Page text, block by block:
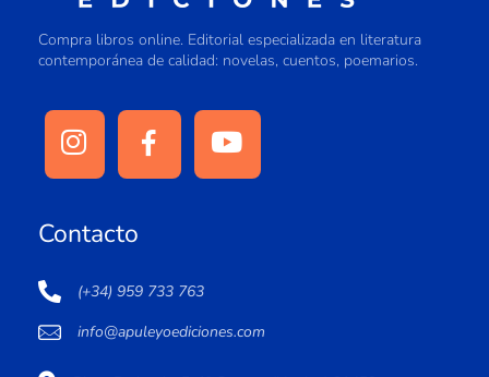
Compra libros online. Editorial especializada en literatura
contemporánea de calidad: novelas, cuentos, poemarios.
Contacto
(+34) 959 733 763
info@apuleyoediciones.com